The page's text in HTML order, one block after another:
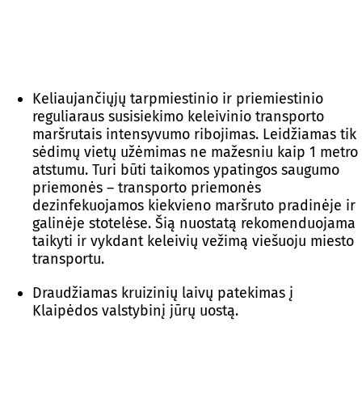
Keliaujančiųjų tarpmiestinio ir priemiestinio
reguliaraus susisiekimo keleivinio transporto
maršrutais intensyvumo ribojimas. Leidžiamas tik
sėdimų vietų užėmimas ne mažesniu kaip 1 metro
atstumu. Turi būti taikomos ypatingos saugumo
priemonės – transporto priemonės
dezinfekuojamos kiekvieno maršruto pradinėje ir
galinėje stotelėse. Šią nuostatą rekomenduojama
taikyti ir vykdant keleivių vežimą viešuoju miesto
transportu.
Draudžiamas kruizinių laivų patekimas į
Klaipėdos valstybinį jūrų uostą.